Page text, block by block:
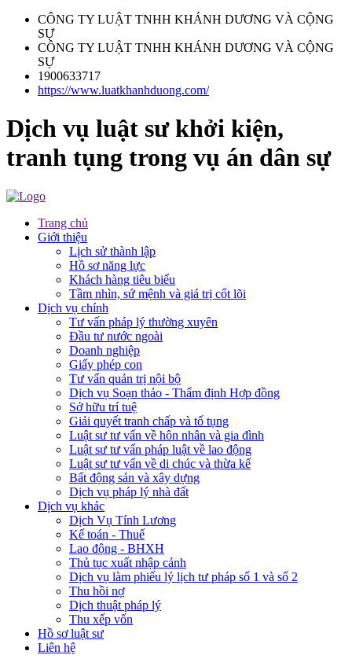
CÔNG TY LUẬT TNHH KHÁNH DƯƠNG VÀ CỘNG
SỰ
CÔNG TY LUẬT TNHH KHÁNH DƯƠNG VÀ CỘNG
SỰ
1900633717
https://www.luatkhanhduong.com/
Dịch vụ luật sư khởi kiện,
tranh tụng trong vụ án dân sự
Trang chủ
Giới thiệu
Lịch sử thành lập
Hồ sơ năng lực
Khách hàng tiêu biểu
Tầm nhìn, sứ mệnh và giá trị cốt lõi
Dịch vụ chính
Tư vấn pháp lý thường xuyên
Đầu tư nước ngoài
Doanh nghiệp
Giấy phép con
Tư vấn quản trị nội bộ
Dịch vụ Soạn thảo - Thẩm định Hợp đồng
Sở hữu trí tuệ
Giải quyết tranh chấp và tố tụng
Luật sư tư vấn về hôn nhân và gia đình
Luật sư tư vấn pháp luật về lao động
Luật sư tư vấn về di chúc và thừa kế
Bất động sản và xây dựng
Dịch vụ pháp lý nhà đất
Dịch vụ khác
Dịch Vụ Tính Lương
Kế toán - Thuế
Lao động - BHXH
Thủ tục xuất nhập cảnh
Dịch vụ làm phiếu lý lịch tư pháp số 1 và số 2
Thu hồi nợ
Dịch thuật pháp lý
Thu xếp vốn
Hồ sơ luật sư
Liên hệ